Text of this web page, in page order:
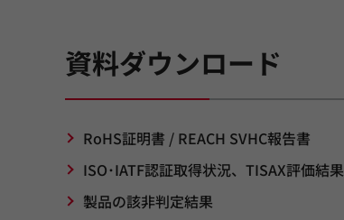
資料ダウンロード
RoHS証明書 / REACH SVHC報告書
ISO･IATF認証取得状況、TISAX評価結果
製品の該非判定結果